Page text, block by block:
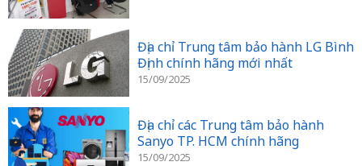
Địa chỉ Trung tâm bảo hành LG Bình
Định chính hãng mới nhất
15/09/2025
Địa chỉ các Trung tâm bảo hành
Sanyo TP. HCM chính hãng
15/09/2025